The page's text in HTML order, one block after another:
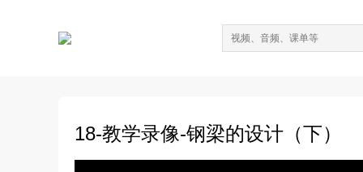
18-教学录像-钢梁的设计（下）